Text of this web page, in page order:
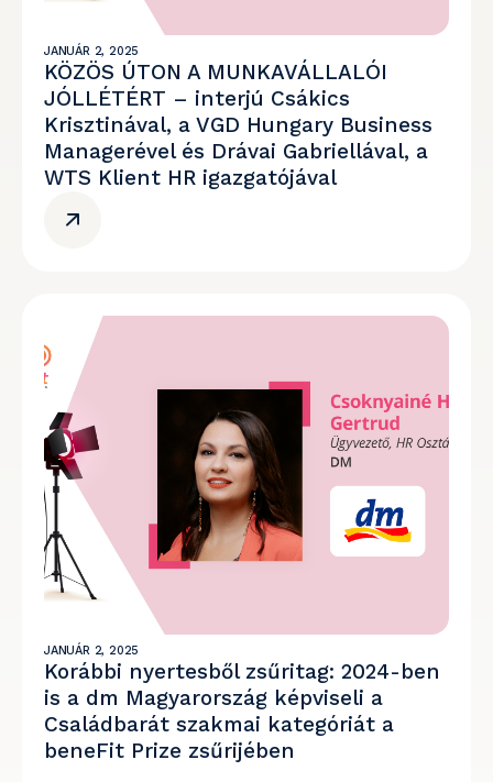
JANUÁR 2, 2025
KÖZÖS ÚTON A MUNKAVÁLLALÓI
JÓLLÉTÉRT – interjú Csákics
Krisztinával, a VGD Hungary Business
Managerével és Drávai Gabriellával, a
WTS Klient HR igazgatójával
JANUÁR 2, 2025
Korábbi nyertesből zsűritag: 2024-ben
is a dm Magyarország képviseli a
Családbarát szakmai kategóriát a
beneFit Prize zsűrijében